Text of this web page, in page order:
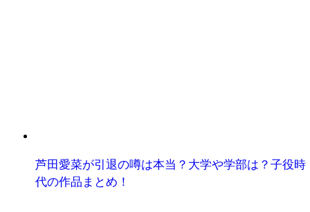
芦田愛菜が引退の噂は本当？大学や学部は？子役時
代の作品まとめ！